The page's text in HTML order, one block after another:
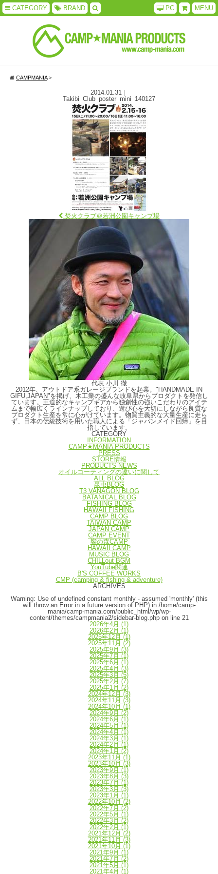
CATEGORY BRAND MENU
PC
CAMPMANIA>
2014.01.31｜
Takibi_Club_poster_mini_140127
焚火クラブ＠若洲公園キャンプ場
代表 小川 徹
2012年、アウトドア系ガレージブランドを起業。"HANDMADE IN
GIFU,JAPAN"を掲げ、木工業の盛んな岐阜県からプロダクトを発信し
ています。王道的なキャンプギアから独創性の強いこだわりのアイテ
ムまで幅広くラインナップしており、遊び心を大切にしながら良質な
プロダクト生産を常に心がけています。物質主義的な大量生産に走ら
ず、日本の伝統技術を用いた職人による「ジャパンメイド回帰」を目
指しています。
CATEGORY
INFORMATION
CAMP★MANIA PRODUCTS
PRESS
STORE情報
PRODUCTS NEWS
オイルコーティングの違いに関して
ALL BLOG
昆虫BLOG
T3 VANAGON BLOG
BATANICAL BLOG
FISHING BLOG
HAWAII FISHING
CAMP BLOG
TAIWAN CAMP
JAPAN CAMP
CAMP EVENT
響の森CAMP
HAWAII CAMP
MUSIC BLOG
CHILLout BGM
YouTube関連
B'S COFFEE WORKS
CMP (camping & fishing & adventure)
ARCHIVES
Warning: Use of undefined constant monthly - assumed 'monthly' (this
will throw an Error in a future version of PHP) in /home/camp-
mania/camp-mania.com/public_html/wp/wp-
content/themes/campmania2/sidebar-blog.phpon line 21
2026年4月 (1)
2026年2月 (1)
2025年12月 (1)
2025年11月 (2)
2025年9月 (3)
2025年7月 (1)
2025年6月 (1)
2025年4月 (3)
2025年3月 (5)
2025年2月 (7)
2025年1月 (2)
2024年12月 (3)
2024年11月 (3)
2024年10月 (1)
2024年9月 (2)
2024年6月 (1)
2024年5月 (1)
2024年4月 (1)
2024年3月 (1)
2024年2月 (1)
2024年1月 (2)
2023年11月 (1)
2023年10月 (3)
2023年9月 (1)
2023年8月 (3)
2023年7月 (1)
2023年3月 (3)
2023年1月 (1)
2022年10月 (2)
2022年7月 (2)
2022年5月 (1)
2022年3月 (2)
2022年2月 (1)
2021年12月 (2)
2021年11月 (3)
2021年10月 (1)
2021年9月 (1)
2021年7月 (2)
2021年5月 (1)
2021年4月 (1)